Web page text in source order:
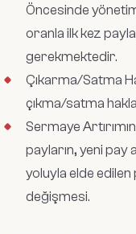
Öncesinde
oranla ilk kez
gerekmektedir.
Çıkarma/Satma
çıkma/satma
Sermaye
payların, yeni pay
yoluyla elde
değişmesi.